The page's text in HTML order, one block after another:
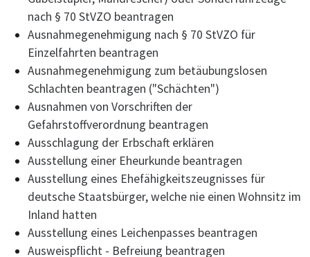
nach § 70 StVZO beantragen
Ausnahmegenehmigung nach § 70 StVZO für
Einzelfahrten beantragen
Ausnahmegenehmigung zum betäubungslosen
Schlachten beantragen ("Schächten")
Ausnahmen von Vorschriften der
Gefahrstoffverordnung beantragen
Ausschlagung der Erbschaft erklären
Ausstellung einer Eheurkunde beantragen
Ausstellung eines Ehefähigkeitszeugnisses für
deutsche Staatsbürger, welche nie einen Wohnsitz im
Inland hatten
Ausstellung eines Leichenpasses beantragen
Ausweispflicht - Befreiung beantragen